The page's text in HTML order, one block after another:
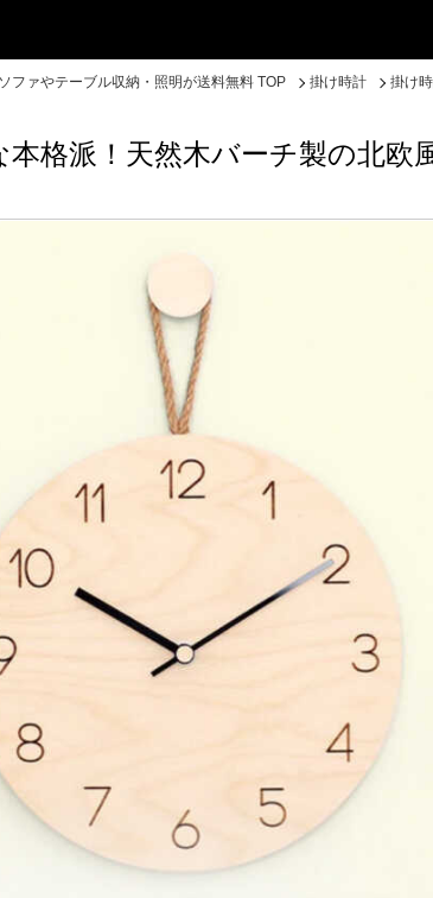
ファやテーブル収納・照明が送料無料 TOP 掛け時計 掛け
格派！天然木バーチ製の北欧